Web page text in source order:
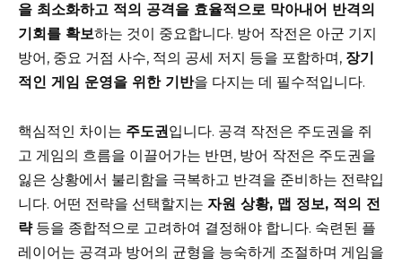
을 최소화하고 적의 공격을 효율적으로 막아내어 반격의
기회를 확보하는 것이 중요합니다. 방어 작전은 아군 기지
방어, 중요 거점 사수, 적의 공세 저지 등을 포함하며, 장기
적인 게임 운영을 위한 기반을 다지는 데 필수적입니다.
핵심적인 차이는 주도권입니다. 공격 작전은 주도권을 쥐
고 게임의 흐름을 이끌어가는 반면, 방어 작전은 주도권을
잃은 상황에서 불리함을 극복하고 반격을 준비하는 전략입
니다. 어떤 전략을 선택할지는 자원 상황, 맵 정보, 적의 전
략등을 종합적으로 고려하여 결정해야 합니다. 숙련된 플
레이어는 공격과 방어의 균형을 능숙하게 조절하며 게임을